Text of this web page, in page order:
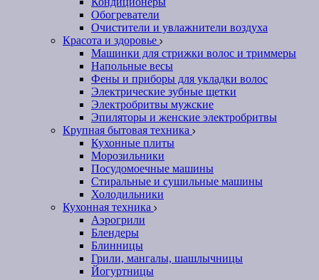
Обогреватели
Очистители и увлажнители воздуха
Красота и здоровье
Машинки для стрижки волос и триммеры
Напольные весы
Фены и приборы для укладки волос
Электрические зубные щетки
Электробритвы мужские
Эпиляторы и женские электробритвы
Крупная бытовая техника
Кухонные плиты
Морозильники
Посудомоечные машины
Стиральные и сушильные машины
Холодильники
Кухонная техника
Аэрогрили
Блендеры
Блинницы
Грили, мангалы, шашлычницы
Йогуртницы